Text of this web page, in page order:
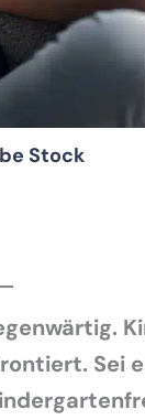
Stock
Sei